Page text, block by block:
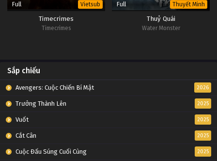
Full Vietsub
Timecrimes
Timecrimes
Full Thuyết Minh
Thuỷ Quái
Water Monster
Sắp chiếu
Avengers: Cuộc Chiến Bí Mật 2026
Trưởng Thành Lên 2025
Vuốt 2025
Cắt Cân 2025
Cuộc Đấu Súng Cuối Cùng 2025